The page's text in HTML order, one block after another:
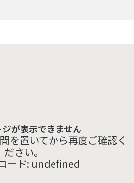
が表示できません
を置いてから再度ご確認く
ださい。
ード: undefined